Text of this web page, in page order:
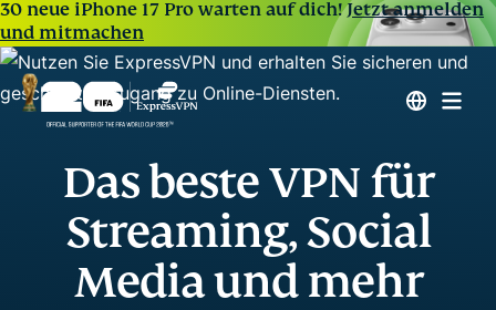
30 neue iPhone 17 Pro warten auf dich!Jetzt anmelden
und mitmachen
Das beste VPN für
Streaming, Social
Media und mehr